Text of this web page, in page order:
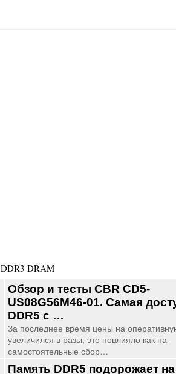
DDR3 DRAM
Обзор и тесты CBR CD5-
US08G56M46-01. Самая
DDR5 с …
За последнее время цены на
увеличился в разы, это повлияло как на
самостоятельные сбор…
Память DDR5 подорожает